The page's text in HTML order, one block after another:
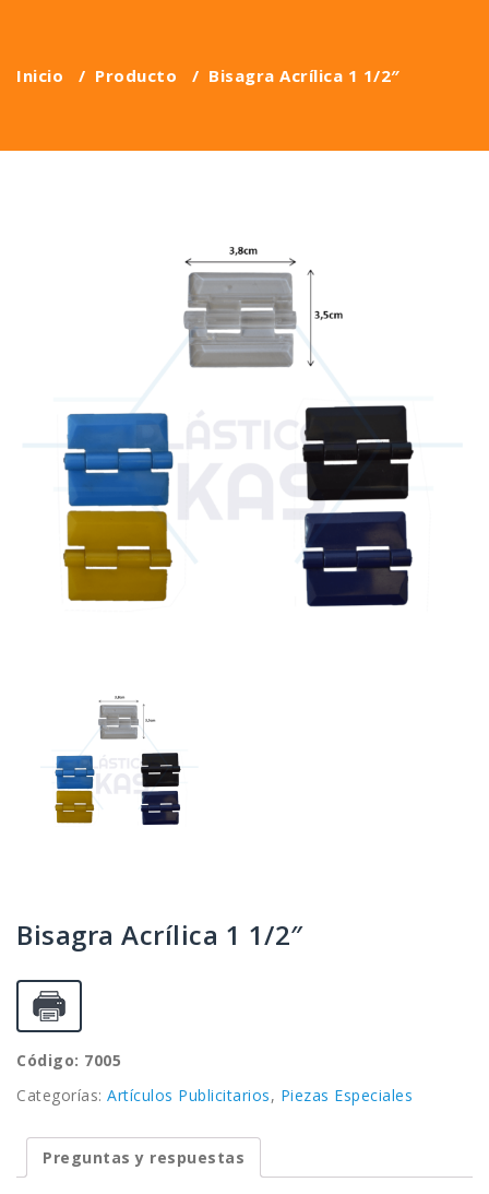
Inicio / Producto / Bisagra Acrílica 1 1/2″
Bisagra Acrílica 1 1/2″
Código: 7005
Categorías: Artículos Publicitarios, Piezas Especiales
Preguntas y respuestas